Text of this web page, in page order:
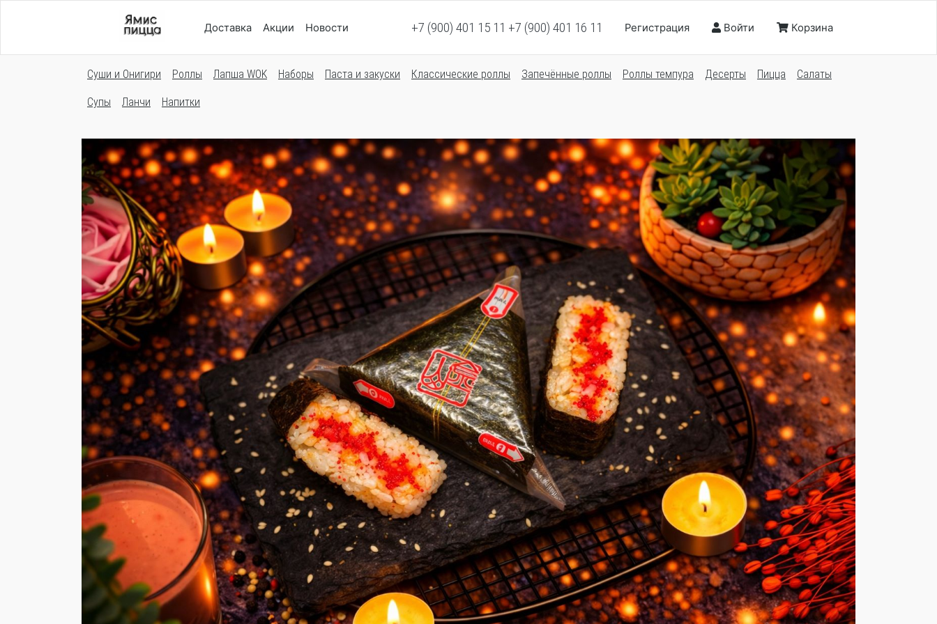
Доставка Акции Новости +7 (900) 401 15 11 +7 (900) 401 16 11 Регистрация Войти Корзина
Суши и Онигири Роллы Лапша WOK Наборы Паста и закуски Классические роллы Запечённые роллы Роллы темпура Десерты Пицца Салаты
Супы Ланчи Напитки